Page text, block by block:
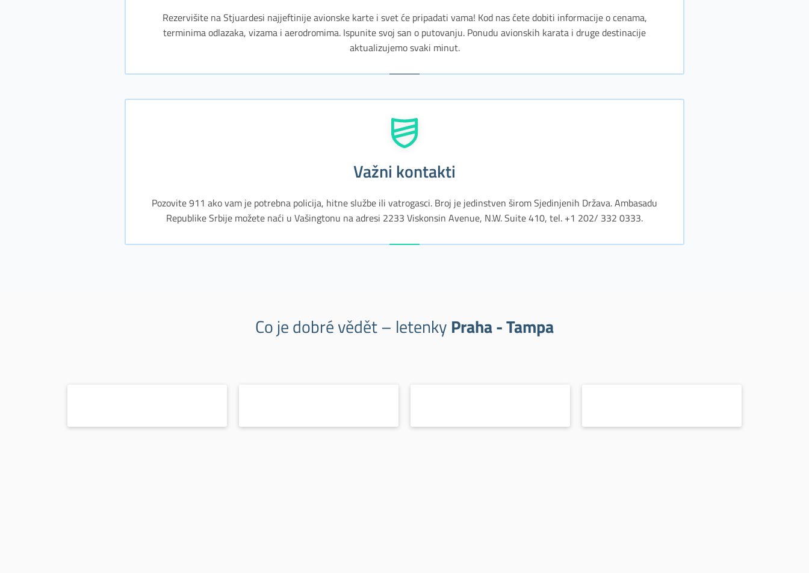
Rezervišite na Stjuardesi najjeftinije avionske karte i svet će pripadati vama! Kod nas ćete dobiti informacije o cenama,
terminima odlazaka, vizama i aerodromima. Ispunite svoj san o putovanju. Ponudu avionskih karata i druge destinacije
aktualizujemo svaki minut.
Važni kontakti
Pozovite 911 ako vam je potrebna policija, hitne službe ili vatrogasci. Broj je jedinstven širom Sjedinjenih Država. Ambasadu
Republike Srbije možete naći u Vašingtonu na adresi 2233 Viskonsin Avenue, N.W. Suite 410, tel. +1 202/ 332 0333.
Co je dobré vědět – letenky Praha - Tampa